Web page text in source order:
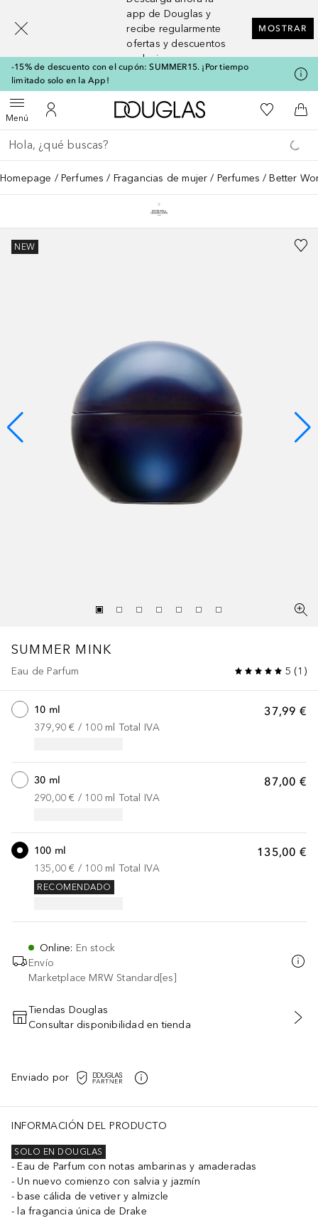
app de Douglas y
recibe regularmente
ofertas y descuentos
exclusivos
MOSTRAR
-15% de descuento con el cupón: SUMMER15. ¡Por tiempo
limitado solo en la App!
MenúAbrir menúMi cuenta
A Douglas HomeMi lista de
A
Regresar
Ejecutar búsqueda
Homepage Perfumes Fragancias de mujer Perfumes Better
NEW
SUMMER MINK
Eau de Parfum 5 (1 )
37,99 €
10 ml
379,90 € / 100 ml Total IVA
87,00 €
30 ml
290,00 € / 100 ml Total IVA
135,00 €
100 ml
135,00 € / 100 ml Total IVA
RECOMENDADO
Online: En stock
Envío
Marketplace MRW Standard[es]
AÑADIR AL CARRITO
Tiendas Douglas
Consultar disponibilidad en tienda
Enviado por
INFORMACIÓN DEL PRODUCTO
SOLO EN DOUGLAS
Eau de Parfum con notas ambarinas y amaderadas
Un nuevo comienzo con salvia y jazmín
base cálida de vetiver y almizcle
la fragancia única de Drake
[navigation.slideout.screenreader]